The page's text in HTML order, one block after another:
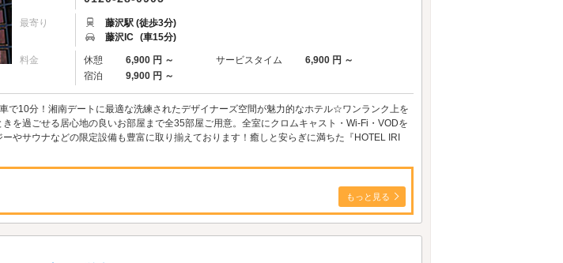
最寄り
藤沢駅 (徒歩3分)
藤沢IC (車15分)
料金 休憩 6,900 円 ～ サービスタイム
6,900 円 ～
宿泊
9,900 円 ～
で10分！湘南デートに最適な洗練されたデザイナーズ空間が魅力的なホテル☆ワンランク上を
を過ごせる居心地の良いお部屋まで全35部屋ご用意。全室にクロムキャスト・Wi-Fi・VODを
やサウナなどの限定設備も豊富に取り揃えております！癒しと安らぎに満ちた『HOTEL IRI
もっと見る